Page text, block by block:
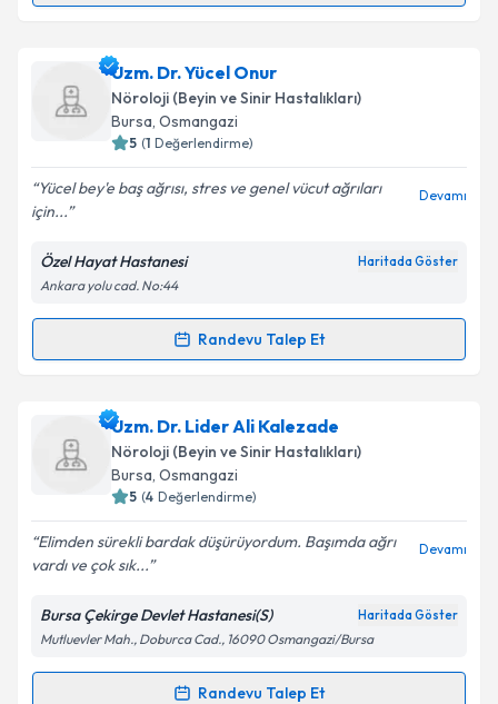
kapsamda işlenmesini kabul ediyorum.
Takvim Talebini Gönder
Uzm. Dr. Nermin Çalışıriçin randevu takvimi talebi
oluşturun. Size bu uzmandan randevu almanız için bir
takvim hazırlandığında e-posta ile bilgilendireceğiz.
Kişisel verilerimin işlenmesine ilişkin
Aydınlatma
Metni'ni okudum ve kişisel verilerimin belirtilen
kapsamda işlenmesini kabul ediyorum.
Uzm. Dr. Yücel Onur
Nöroloji (Beyin ve Sinir Hastalıkları)
Bursa, Osmangazi
5 (1 Değerlendirme)
Yücel bey'e baş ağrısı, stres ve genel vücut ağrıları
için...
Devamı
Özel Hayat Hastanesi Haritada Göster
Ankara yolu cad. No:44
Randevu Talep Et
Randevu Takvimi Talebi
Uzm. Dr. Yücel Onur için randevu takvimi talebi
oluşturun. Size bu uzmandan randevu almanız için bir
takvim hazırlandığında e-posta ile bilgilendireceğiz.
Kişisel verilerimin işlenmesine ilişkin
Aydınlatma
Metni'ni okudum ve kişisel verilerimin belirtilen
kapsamda işlenmesini kabul ediyorum.
Uzm. Dr. Lider Ali Kalezade
Nöroloji (Beyin ve Sinir Hastalıkları)
Bursa, Osmangazi
5 (4 Değerlendirme)
Elimden sürekli bardak düşürüyordum. Başımda ağrı
vardı ve çok sık...
Devamı
Bursa Çekirge Devlet Hastanesi(S) Haritada Göster
Mutluevler Mah., Doburca Cad., 16090 Osmangazi/Bursa
Randevu Talep Et